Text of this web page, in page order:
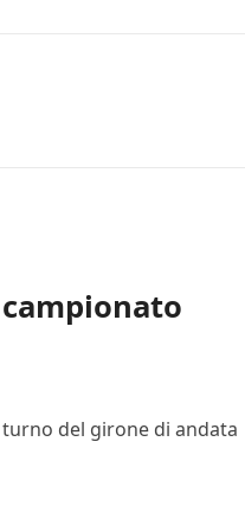
del girone di andata